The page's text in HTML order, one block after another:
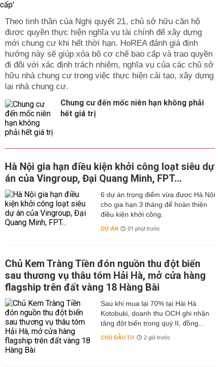
Theo tinh thần của Nghị quyết 21, chủ sở hữu căn hộ
được quyền thực hiện nghĩa vụ tài chính để xây dựng
mới chung cư khi hết thời hạn. HoREA đánh giá định
hướng này sẽ giúp xóa bỏ cơ chế bao cấp và trao quyền
đi đôi với xác định trách nhiệm, nghĩa vụ của các chủ sở
hữu nhà chung cư trong việc thực hiện cải tạo, xây dựng
lại nhà chung cư.
Chung cư đến mốc niên hạn không phải
hết giá trị
Hà Nội gia hạn điều kiện khởi công loạt siêu dự
án của Vingroup, Đại Quang Minh, FPT...
6 dự án trọng điểm vừa được Hà Nội
cho gia hạn 3 tháng để hoàn thiện
điều kiện khởi công.
DỰ ÁN 01 phút trước
Chủ Kem Tràng Tiền đón nguồn thu đột biến
sau thương vụ thâu tóm Hải Hà, mở cửa hàng
flagship trên đất vàng 18 Hàng Bài
Sau khi mua lại 70% tại Hải Hà
Kotobuki, doanh thu OCH ghi nhận
tăng đột biến trong quý II, đồng...
CHỦ ĐẦU TƯ 2 giờ trước